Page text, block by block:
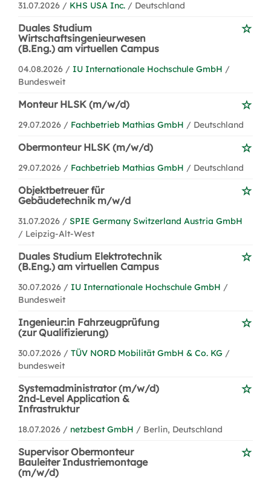
31.07.2026 / KHS USA Inc. / Deutschland
Duales Studium
Wirtschaftsingenieurwesen
(B.Eng.) am virtuellen Campus
04.08.2026 / IU Internationale Hochschule GmbH /
Bundesweit
Monteur HLSK (m/w/d)
29.07.2026 / Fachbetrieb Mathias GmbH / Deutschland
Obermonteur HLSK (m/w/d)
29.07.2026 / Fachbetrieb Mathias GmbH / Deutschland
Objektbetreuer für
Gebäudetechnik m/w/d
31.07.2026 / SPIE Germany Switzerland Austria GmbH
/ Leipzig-Alt-West
Duales Studium Elektrotechnik
(B.Eng.) am virtuellen Campus
30.07.2026 / IU Internationale Hochschule GmbH /
Bundesweit
Ingenieur:in Fahrzeugprüfung
(zur Qualifizierung)
30.07.2026 / TÜV NORD Mobilität GmbH & Co. KG /
bundesweit
Systemadministrator (m/w/d)
2nd-Level Application &
Infrastruktur
18.07.2026 / netzbest GmbH / Berlin, Deutschland
Supervisor Obermonteur
Bauleiter Industriemontage
(m/w/d)